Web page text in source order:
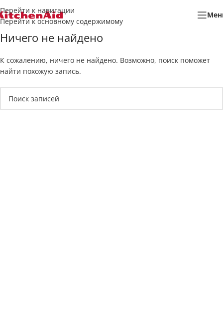
Перейти к навигации
Перейти к основному содержимому
Ничего не найдено
К сожалению, ничего не найдено. Возможно, поиск поможет
найти похожую запись.